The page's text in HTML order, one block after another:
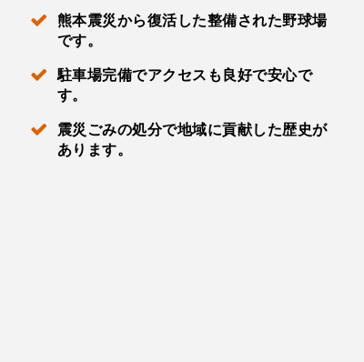
熊本震災から復活した整備された野球場
です。
駐車場完備でアクセスも良好で安心で
す。
震災ごみの処分で地域に貢献した歴史が
あります。